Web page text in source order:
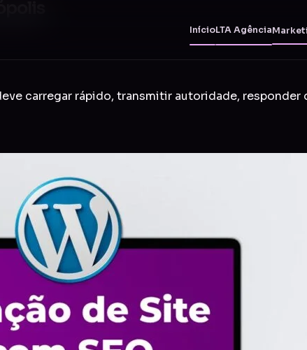
InícioLTA Agência
carregar rápido, transmitir autoridade,